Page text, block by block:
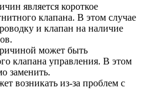
является короткое
клапана. В этом случае
и клапан на наличие
может быть
клапана управления. В этом
заменить.
возникать из-за проблем с